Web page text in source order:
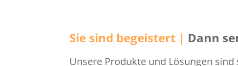
Sie sind begeistert | Dann
Unsere Produkte und Lösungen